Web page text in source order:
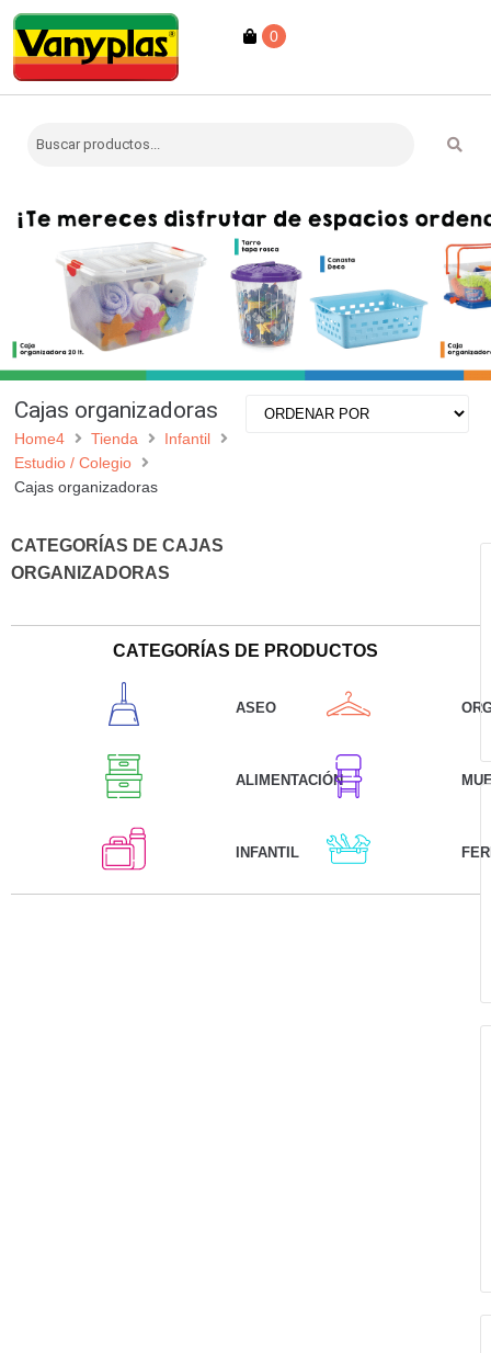
0
Cajas organizadoras
Home4 Tienda
Infantil
Estudio / Colegio
Cajas organizadoras
CATEGORÍAS DE CAJAS
ORGANIZADORAS
CATEGORÍAS DE PRODUCTOS
ASEO
ALIMENTACIÓN
INFANTIL